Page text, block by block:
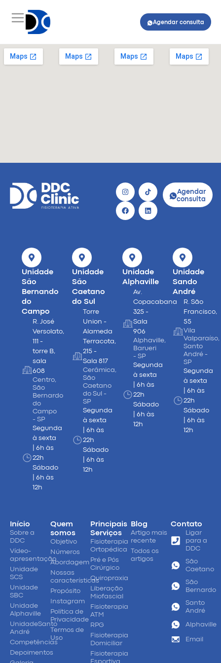
Agendar consulta
Agendar
consulta
Unidade
São
Bernando
do
Campo
R. José
Versolato,
111 -
torre B,
sala
608
Centro,
São
Bernardo
do
Campo
- SP
Segunda
à sexta
| 6h às
22h
Sábado
| 6h às
12h
Unidade
São
Caetano
do Sul
Torre
Union -
Alameda
Terracota,
215 -
Sala 817
Cerâmica,
São
Caetano
do Sul -
SP
Segunda
à sexta
| 6h às
22h
Sábado
| 6h às
12h
Unidade
Alphaville
Av.
Copacabana
325 -
Sala
906
Alphaville,
Barueri
- SP
Segunda
à sexta
| 6h às
22h
Sábado
| 6h às
12h
Unidade
Sando
André
R. São
Francisco,
55
Vila
Valparaíso,
Santo
André -
SP
Segunda
à sexta
| 6h às
22h
Sábado
| 6h às
12h
Início
Sobre a
DDC
Vídeo-
apresentação
Unidade
SCS
Unidade
SBC
Unidade
Alphaville
UnidadeSanto
André
Competências
Depoimentos
Quem
somos
Objetivo
Números
Abordagem
Nossas
características
Propósito
Instagram
Política de
Privacidade
Termos de
Uso
Principais
Serviços
Fisioterapia
Ortopédica
Pré e Pós
Cirúrgico
Quiropraxia
Liberação
Miofascial
Fisioterapia
ATM
RPG
Fisioterapia
Domiciliar
Fisioterapia
Esportiva
Blog
Artigo mais
recente
Todos os
artigos
Contato
Ligar
para a
DDC
São
Caetano
São
Bernardo
Santo
André
Alphaville
Email